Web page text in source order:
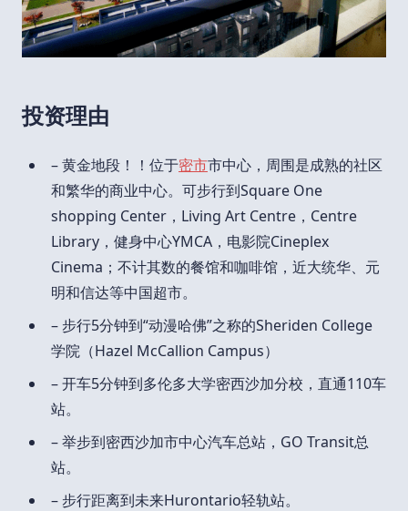
投资理由
– 黄金地段！！位于密市市中心，周围是成熟的社区
和繁华的商业中心。可步行到Square One
shopping Center，Living Art Centre，Centre
Library，健身中心YMCA，电影院Cineplex
Cinema；不计其数的餐馆和咖啡馆，近大统华、元
明和信达等中国超市。
– 步行5分钟到“动漫哈佛”之称的Sheriden College
学院（Hazel McCallion Campus）
– 开车5分钟到多伦多大学密西沙加分校，直通110车
站。
– 举步到密西沙加市中心汽车总站，GO Transit总
站。
– 步行距离到未来Hurontario轻轨站。